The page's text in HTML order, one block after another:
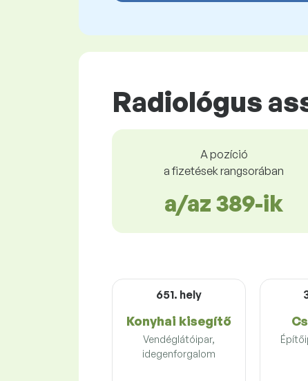
Radiológus
A pozíció
a fizetések rangsorában
a/az 389-ik
651. hely
Konyhai kisegítő
Vendéglátóipar,
idegenforgalom